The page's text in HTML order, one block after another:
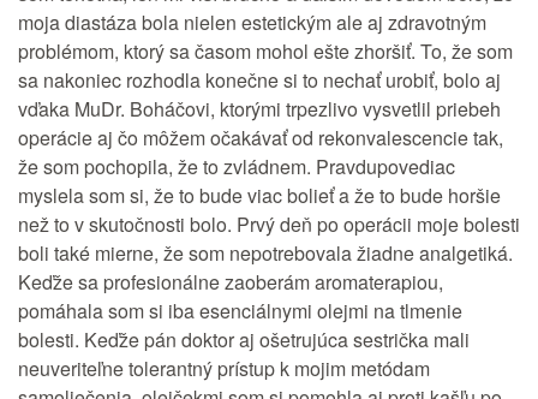
moja diastáza bola nielen estetickým ale aj zdravotným
problémom, ktorý sa časom mohol ešte zhoršiť. To, že som
sa nakoniec rozhodla konečne si to nechať urobiť, bolo aj
vďaka MuDr. Boháčovi, ktorými trpezlivo vysvetlil priebeh
operácie aj čo môžem očakávať od rekonvalescencie tak,
že som pochopila, že to zvládnem. Pravdupovediac
myslela som si, že to bude viac bolieť a že to bude horšie
než to v skutočnosti bolo. Prvý deň po operácii moje bolesti
boli také mierne, že som nepotrebovala žiadne analgetiká.
Keďže sa profesionálne zaoberám aromaterapiou,
pomáhala som si iba esenciálnymi olejmi na tlmenie
bolesti. Keďže pán doktor aj ošetrujúca sestrička mali
neuveriteľne tolerantný prístup k mojim metódam